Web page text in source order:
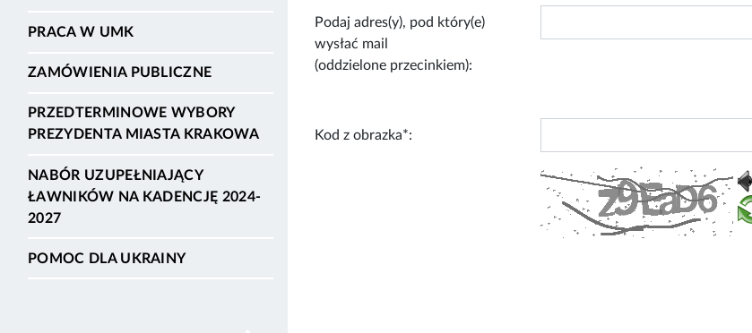
PRACA W UMK
ZAMÓWIENIA PUBLICZNE
PRZEDTERMINOWE WYBORY
PREZYDENTA MIASTA KRAKOWA
NABÓR UZUPEŁNIAJĄCY
ŁAWNIKÓW NA KADENCJĘ 2024-
2027
POMOC DLA UKRAINY
Podaj adres(y), pod który(e)
wysłać mail
(oddzielone przecinkiem):
Kod z obrazka*: